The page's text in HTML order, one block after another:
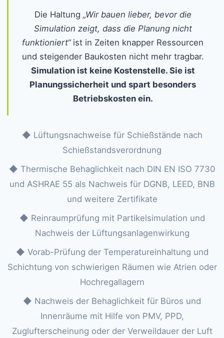
Die Haltung „Wir bauen lieber, bevor die
Simulation zeigt, dass die Planung nicht
funktioniert“ist in Zeiten knapper Ressourcen
und steigender Baukosten nicht mehr tragbar.
Simulation ist keine Kostenstelle. Sie ist
Planungssicherheit und spart besonders
Betriebskosten ein.
◆ Lüftungsnachweise für Schießstände nach
Schießstandsverordnung
◆ Thermische Behaglichkeit nach DIN EN ISO 7730
und ASHRAE 55 als Nachweis für DGNB, LEED, BNB
und weitere Zertifikate
◆ Reinraumprüfung mit Partikelsimulation und
Nachweis der Lüftungsanlagenwirkung
◆ Vorab-Prüfung der Temperatureinhaltung und
Schichtung von schwierigen Räumen wie Atrien oder
Hochregallagern
◆ Nachweis der Behaglichkeit für Büros und
Innenräume mit Hilfe von PMV, PPD,
Zuglufterscheinung oder der Verweildauer der Luft